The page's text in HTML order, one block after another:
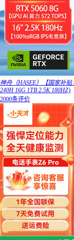
神舟（HASEE）【国家补
240H 16G 1TB 2.5K 180HZ)
2000条评价